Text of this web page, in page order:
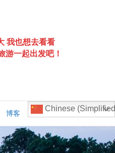
我也想去看看
游一起出发吧！
博客
Chinese (Simplified)